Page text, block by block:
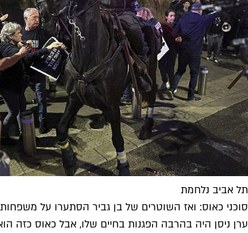
תל אביב נלחמת
סוכני כאוס: ואז השוטרים של בן גביר הסתערו על
ערן ניסן היה בהרבה הפגנות בחיים שלו, אבל כאוס כזה